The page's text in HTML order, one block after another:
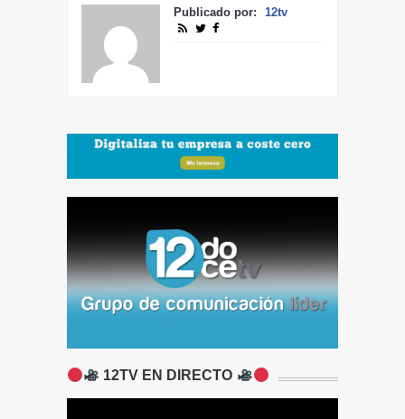
Publicado por: 12tv
12TV EN DIRECTO